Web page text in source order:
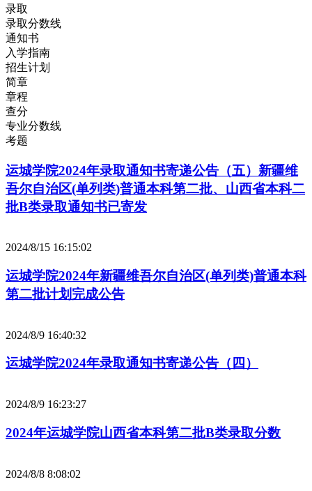
录取
录取分数线
通知书
入学指南
招生计划
简章
章程
查分
专业分数线
考题
运城学院2024年录取通知书寄递公告（五）新疆维
吾尔自治区(单列类)普通本科第二批、山西省本科二
批B类录取通知书已寄发
2024/8/15 16:15:02
运城学院2024年新疆维吾尔自治区(单列类)普通本科
第二批计划完成公告
2024/8/9 16:40:32
运城学院2024年录取通知书寄递公告（四）
2024/8/9 16:23:27
2024年运城学院山西省本科第二批B类录取分数
2024/8/8 8:08:02